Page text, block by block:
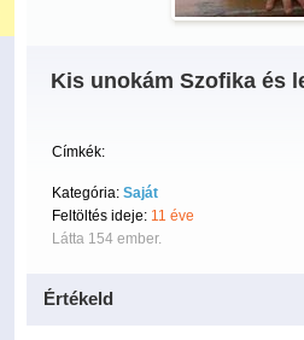
Kis unokám Szofika és
Címkék:
Kategória: Saját
Feltöltés ideje: 11 éve
Látta 154 ember.
Értékeld